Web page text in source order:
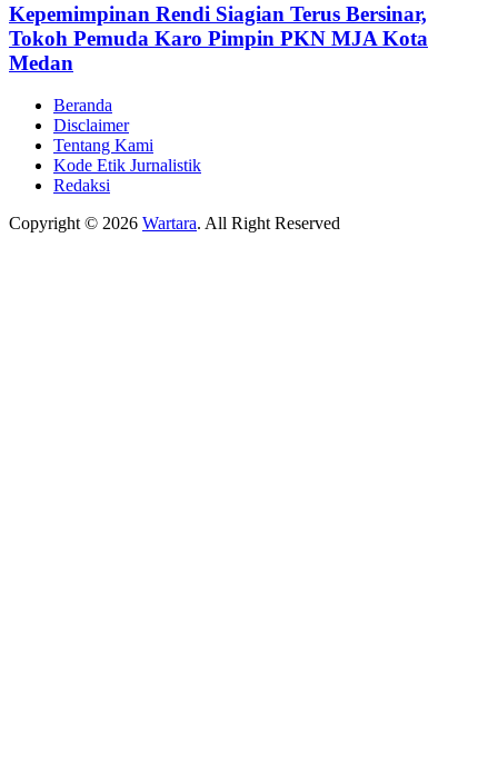
Kepemimpinan Rendi Siagian Terus Bersinar,
Tokoh Pemuda Karo Pimpin PKN MJA Kota
Medan
Beranda
Disclaimer
Tentang Kami
Kode Etik Jurnalistik
Redaksi
Copyright © 2026 Wartara. All Right Reserved